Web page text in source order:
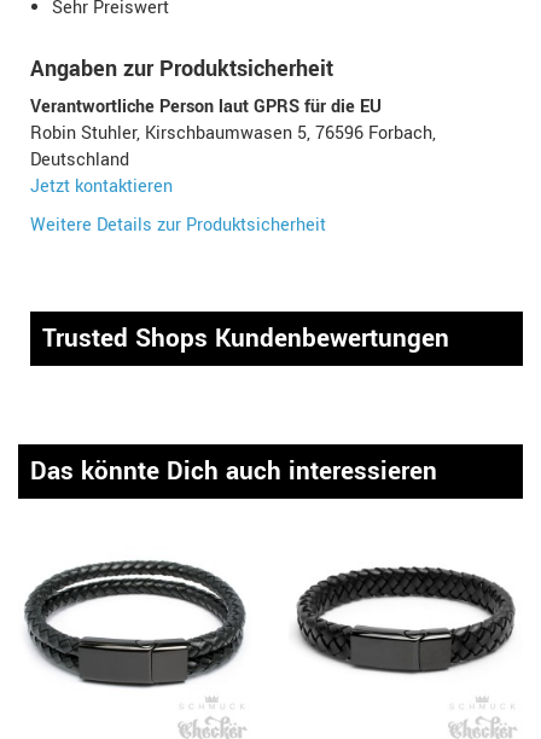
Sehr Preiswert
Angaben zur Produktsicherheit
Verantwortliche Person laut GPRS für die EU
Robin Stuhler, Kirschbaumwasen 5, 76596 Forbach,
Deutschland
Jetzt kontaktieren
Weitere Details zur Produktsicherheit
Trusted Shops Kundenbewertungen
Das könnte Dich auch interessieren